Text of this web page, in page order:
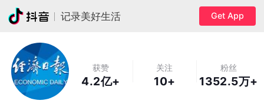
记录美好生活 Get App
获赞
4.2亿+
关注
10+
粉丝
1352.5万+